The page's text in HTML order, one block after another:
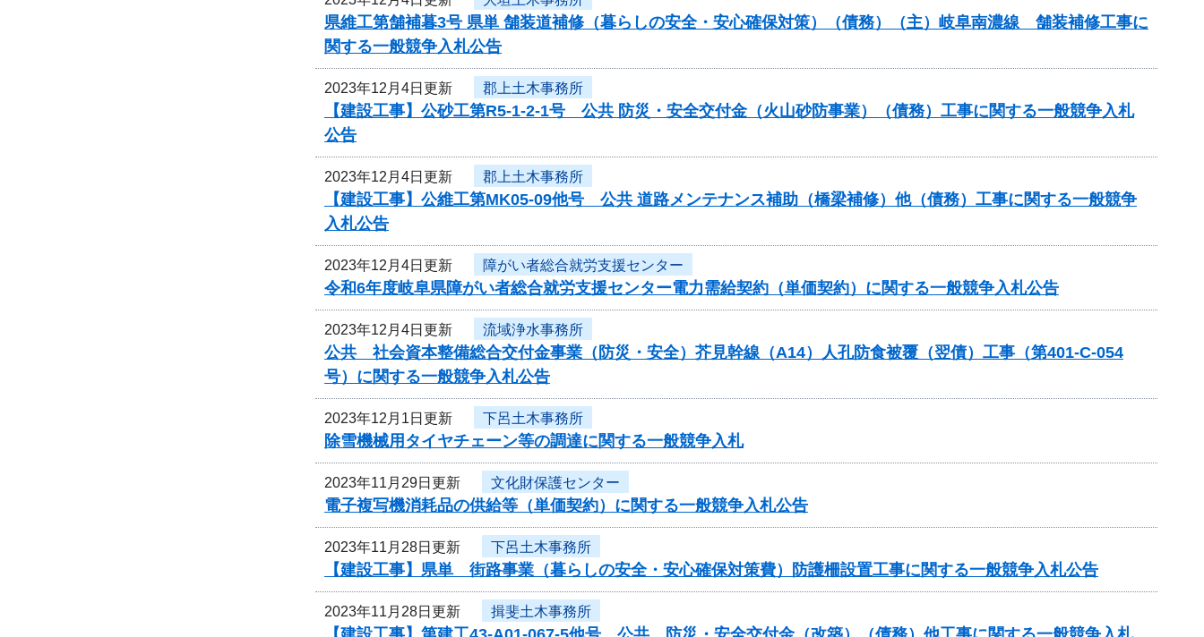
県維工第舗補暮3号 県単 舗装道補修（暮らしの安全・安心確保対策）（債務）（主）岐阜南濃線 舗装補修工事に
関する一般競争入札公告
2023年12月4日更新 郡上土木事務所
【建設工事】公砂工第R5-1-2-1号 公共 防災・安全交付金（火山砂防事業）（債務）工事に関する一般競争入札
公告
2023年12月4日更新 郡上土木事務所
【建設工事】公維工第MK05-09他号 公共 道路メンテナンス補助（橋梁補修）他（債務）工事に関する一般競争
入札公告
2023年12月4日更新 障がい者総合就労支援センター
令和6年度岐阜県障がい者総合就労支援センター電力需給契約（単価契約）に関する一般競争入札公告
2023年12月4日更新 流域浄水事務所
公共 社会資本整備総合交付金事業（防災・安全）芥見幹線（A14）人孔防食被覆（翌債）工事（第401-C-054
号）に関する一般競争入札公告
2023年12月1日更新 下呂土木事務所
除雪機械用タイヤチェーン等の調達に関する一般競争入札
2023年11月29日更新 文化財保護センター
電子複写機消耗品の供給等（単価契約）に関する一般競争入札公告
2023年11月28日更新 下呂土木事務所
【建設工事】県単 街路事業（暮らしの安全・安心確保対策費）防護柵設置工事に関する一般競争入札公告
2023年11月28日更新 揖斐土木事務所